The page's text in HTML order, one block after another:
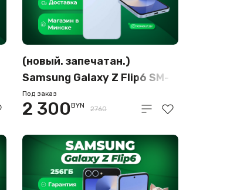
(новый. запечатан.)
Samsung Galaxy Z Flip6 SM-
F741B 12GB/512GB (голубой)
Под заказ
2 300BYN 2760